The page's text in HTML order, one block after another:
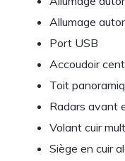
Allumage
Port USB
Accoudoir
Toit
Radars avant
Volant cuir
Siège en cuir